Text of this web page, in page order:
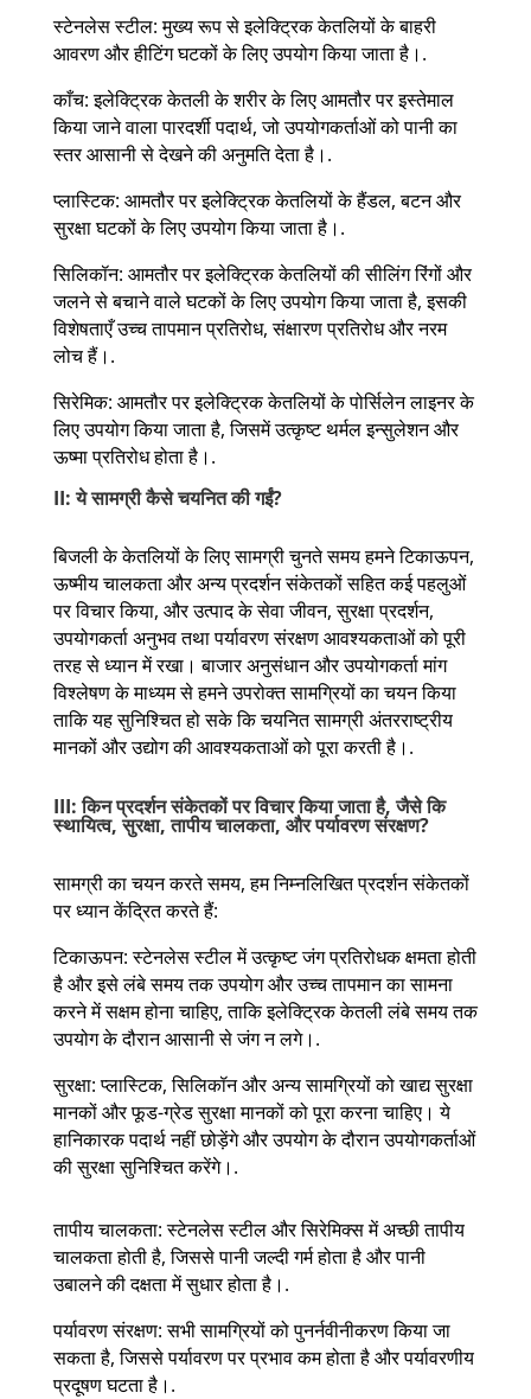
स्टेनलेस स्टील: मुख्य रूप से इलेक्ट्रिक केतलियों के बाहरी
आवरण और हीटिंग घटकों के लिए उपयोग किया जाता है।.
काँच: इलेक्ट्रिक केतली के शरीर के लिए आमतौर पर इस्तेमाल
किया जाने वाला पारदर्शी पदार्थ, जो उपयोगकर्ताओं को पानी का
स्तर आसानी से देखने की अनुमति देता है।.
प्लास्टिक: आमतौर पर इलेक्ट्रिक केतलियों के हैंडल, बटन और
सुरक्षा घटकों के लिए उपयोग किया जाता है।.
सिलिकॉन: आमतौर पर इलेक्ट्रिक केतलियों की सीलिंग रिंगों और
जलने से बचाने वाले घटकों के लिए उपयोग किया जाता है, इसकी
विशेषताएँ उच्च तापमान प्रतिरोध, संक्षारण प्रतिरोध और नरम
लोच हैं।.
सिरेमिक: आमतौर पर इलेक्ट्रिक केतलियों के पोर्सिलेन लाइनर के
लिए उपयोग किया जाता है, जिसमें उत्कृष्ट थर्मल इन्सुलेशन और
ऊष्मा प्रतिरोध होता है।.
II: ये सामग्री कैसे चयनित की गईं?
बिजली के केतलियों के लिए सामग्री चुनते समय हमने टिकाऊपन,
ऊष्मीय चालकता और अन्य प्रदर्शन संकेतकों सहित कई पहलुओं
पर विचार किया, और उत्पाद के सेवा जीवन, सुरक्षा प्रदर्शन,
उपयोगकर्ता अनुभव तथा पर्यावरण संरक्षण आवश्यकताओं को पूरी
तरह से ध्यान में रखा। बाजार अनुसंधान और उपयोगकर्ता मांग
विश्लेषण के माध्यम से हमने उपरोक्त सामग्रियों का चयन किया
ताकि यह सुनिश्चित हो सके कि चयनित सामग्री अंतरराष्ट्रीय
मानकों और उद्योग की आवश्यकताओं को पूरा करती है।.
III: किन प्रदर्शन संकेतकों पर विचार किया जाता है, जैसे कि
स्थायित्व, सुरक्षा, तापीय चालकता, और पर्यावरण संरक्षण?
सामग्री का चयन करते समय, हम निम्नलिखित प्रदर्शन संकेतकों
पर ध्यान केंद्रित करते हैं:
टिकाऊपन: स्टेनलेस स्टील में उत्कृष्ट जंग प्रतिरोधक क्षमता होती
है और इसे लंबे समय तक उपयोग और उच्च तापमान का सामना
करने में सक्षम होना चाहिए, ताकि इलेक्ट्रिक केतली लंबे समय तक
उपयोग के दौरान आसानी से जंग न लगे।.
सुरक्षा: प्लास्टिक, सिलिकॉन और अन्य सामग्रियों को खाद्य सुरक्षा
मानकों और फूड-ग्रेड सुरक्षा मानकों को पूरा करना चाहिए। ये
हानिकारक पदार्थ नहीं छोड़ेंगे और उपयोग के दौरान उपयोगकर्ताओं
की सुरक्षा सुनिश्चित करेंगे।.
तापीय चालकता: स्टेनलेस स्टील और सिरेमिक्स में अच्छी तापीय
चालकता होती है, जिससे पानी जल्दी गर्म होता है और पानी
उबालने की दक्षता में सुधार होता है।.
पर्यावरण संरक्षण: सभी सामग्रियों को पुनर्नवीनीकरण किया जा
सकता है, जिससे पर्यावरण पर प्रभाव कम होता है और पर्यावरणीय
प्रदूषण घटता है।.